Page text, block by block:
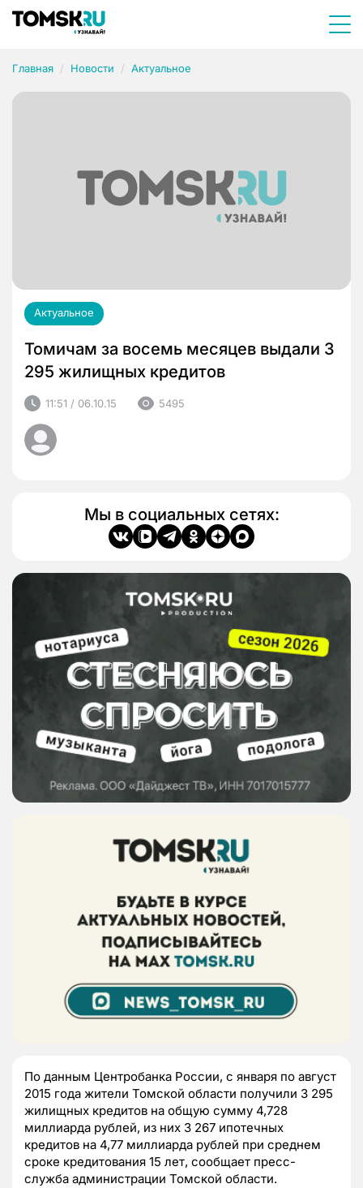
Главная Новости Актуальное
Актуальное
Томичам за восемь месяцев выдали 3
295 жилищных кредитов
11:51 / 06.10.15 5495
Мы в социальных сетях:
По данным Центробанка России, с января по август
2015 года жители Томской области получили 3 295
жилищных кредитов на общую сумму 4,728
миллиарда рублей, из них 3 267 ипотечных
кредитов на 4,77 миллиарда рублей при среднем
сроке кредитования 15 лет, сообщает пресс-
служба администрации Томской области.